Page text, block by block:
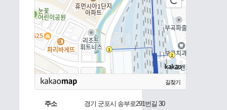
길찾기
주소
경기 군포시 송부로291번길 30